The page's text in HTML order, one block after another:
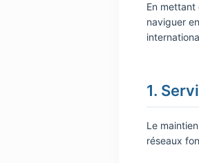
En
naviguer
1.
Le
réseaux